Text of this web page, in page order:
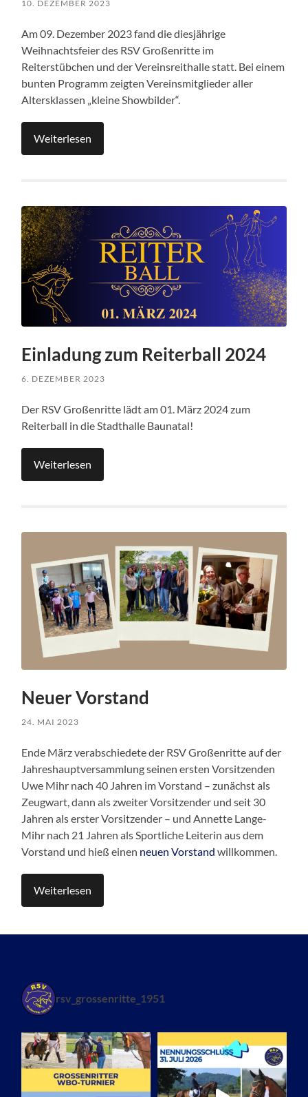
10. DEZEMBER 2023
Am 09. Dezember 2023 fand die diesjährige
Weihnachtsfeier des RSV Großenritte im
Reiterstübchen und der Vereinsreithalle statt. Bei einem
bunten Programm zeigten Vereinsmitglieder aller
Altersklassen „kleine Showbilder“.
Weiterlesen
Einladung zum Reiterball 2024
6. DEZEMBER 2023
Der RSV Großenritte lädt am 01. März 2024 zum
Reiterball in die Stadthalle Baunatal!
Weiterlesen
Neuer Vorstand
24. MAI 2023
Ende März verabschiedete der RSV Großenritte auf der
Jahreshauptversammlung seinen ersten Vorsitzenden
Uwe Mihr nach 40 Jahren im Vorstand – zunächst als
Zeugwart, dann als zweiter Vorsitzender und seit 30
Jahren als erster Vorsitzender – und Annette Lange-
Mihr nach 21 Jahren als Sportliche Leiterin aus dem
Vorstand und hieß einen neuen Vorstand willkommen.
Weiterlesen
rsv_grossenritte_1951